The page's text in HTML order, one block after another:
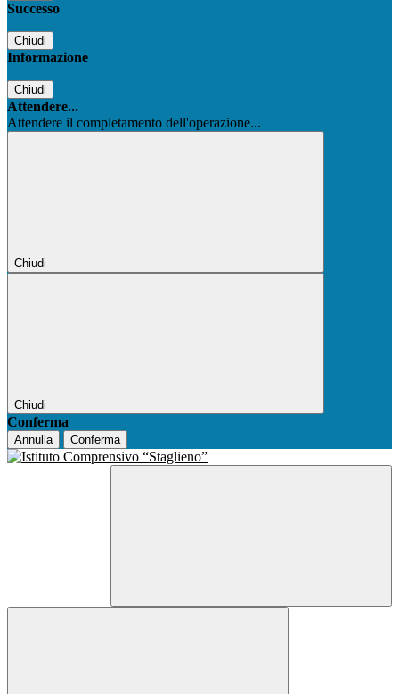
Successo
Chiudi
Informazione
Chiudi
Attendere...
Attendere il completamento dell'operazione...
Chiudi
Chiudi
Conferma
Annulla Conferma